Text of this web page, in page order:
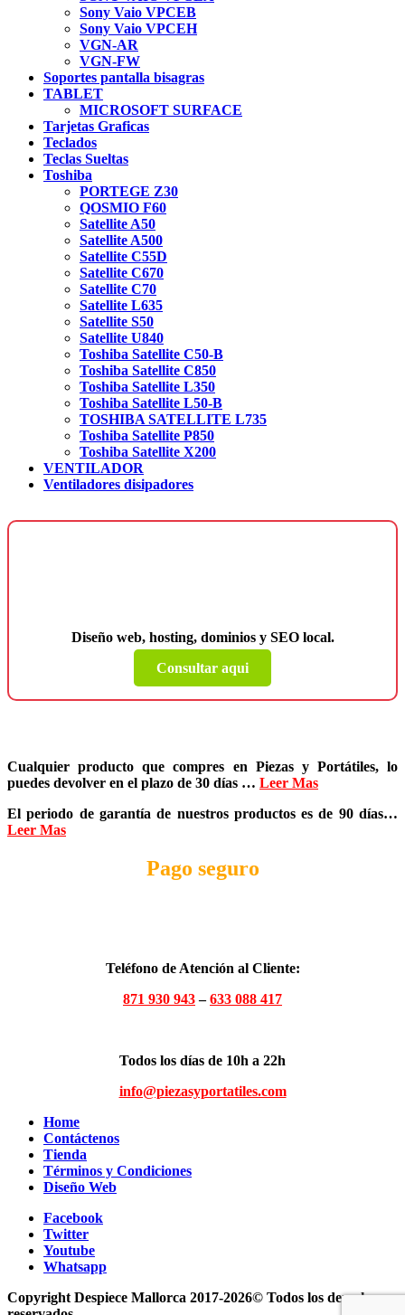
Sony Vaio VPCEB
Sony Vaio VPCEH
VGN-AR
VGN-FW
Soportes pantalla bisagras
TABLET
MICROSOFT SURFACE
Tarjetas Graficas
Teclados
Teclas Sueltas
Toshiba
PORTEGE Z30
QOSMIO F60
Satellite A50
Satellite A500
Satellite C55D
Satellite C670
Satellite C70
Satellite L635
Satellite S50
Satellite U840
Toshiba Satellite C50-B
Toshiba Satellite C850
Toshiba Satellite L350
Toshiba Satellite L50-B
TOSHIBA SATELLITE L735
Toshiba Satellite P850
Toshiba Satellite X200
VENTILADOR
Ventiladores disipadores
Diseño web, hosting, dominios y SEO local.
Consultar aqui
Cualquier producto que compres en Piezas y Portátiles, lo
puedes devolver en el plazo de 30 días … Leer Mas
El periodo de garantía de nuestros productos es de 90 días…
Leer Mas
Pago seguro
Teléfono de Atención al Cliente:
871 930 943–633 088 417
Todos los días de 10h a 22h
info@piezasyportatiles.com
Home
Contáctenos
Tienda
Términos y Condiciones
Diseño Web
Facebook
Twitter
Youtube
Whatsapp
Copyright Despiece Mallorca 2017-2026© Todos los derechos